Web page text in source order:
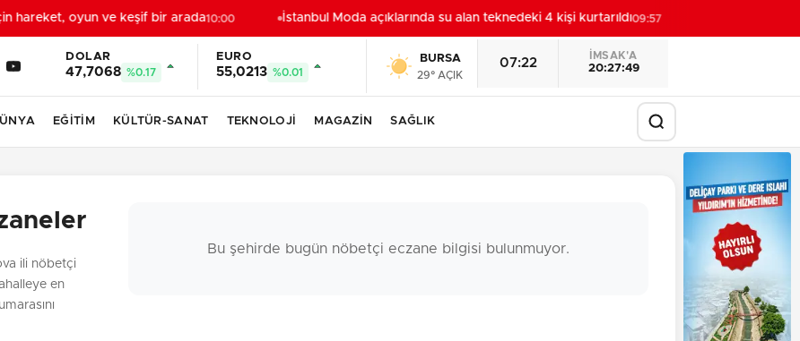
hareket, oyun ve keşif bir arada10:00 İstanbul Moda açıklarında su alan teknedeki 4 kişi kurtarıldı09:57
DOLAR
47,7068 %0.17
EURO
55,0213 %0.01
BURSA
29° AÇIK
07:22
İMSAK'A
20:27:48
EĞİTİM KÜLTÜR-SANAT TEKNOLOJİ MAGAZİN SAĞLIK
ili nöbetçi
en
Bu şehirde bugün nöbetçi eczane bilgisi bulunmuyor.